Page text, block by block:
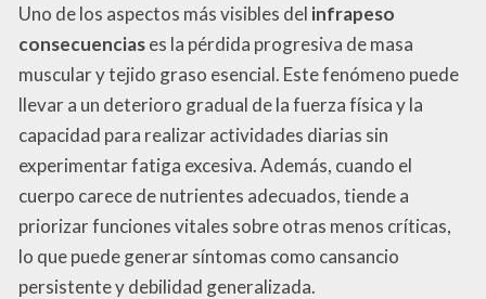
Uno de los aspectos más visibles del infrapeso
consecuenciases la pérdida progresiva de masa
muscular y tejido graso esencial. Este fenómeno puede
llevar a un deterioro gradual de la fuerza física y la
capacidad para realizar actividades diarias sin
experimentar fatiga excesiva. Además, cuando el
cuerpo carece de nutrientes adecuados, tiende a
priorizar funciones vitales sobre otras menos críticas,
lo que puede generar síntomas como cansancio
persistente y debilidad generalizada.